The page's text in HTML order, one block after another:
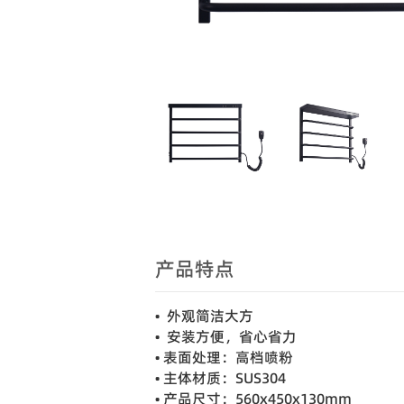
产品特点
• 外观简洁大方
• 安装方便，省心省力
• 表面处理：高档喷粉
• 主体材质：SUS304
• 产品尺寸：560x450x130mm